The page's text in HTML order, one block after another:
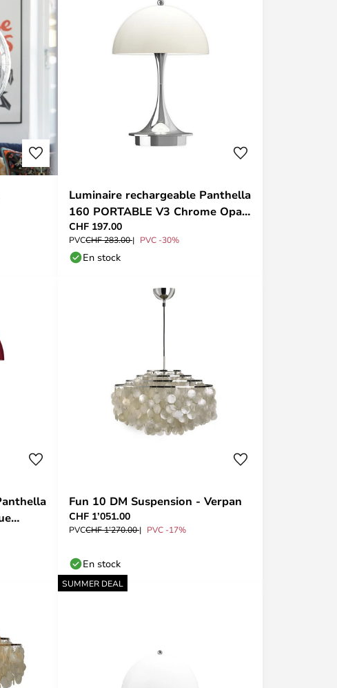
Luminaire rechargeable Panthella
160 PORTABLE V3 Chrome Opale
Beige - Louis
CHF 197.00
PVCCHF 283.00 PVC -30%
En stock
Fun 10 DM Suspension - Verpan
CHF 1’051.00
PVCCHF 1’270.00 PVC -17%
En stock
SUMMER DEAL